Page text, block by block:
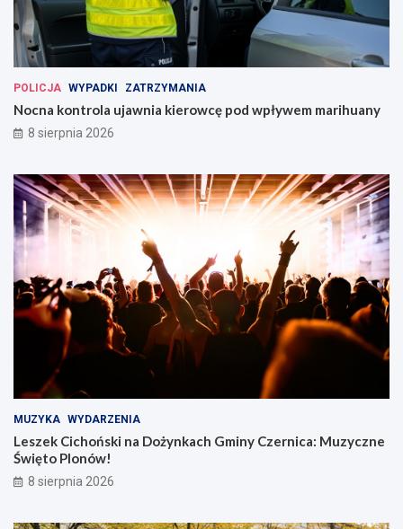
POLICJA WYPADKI ZATRZYMANIA
Nocna kontrola ujawnia kierowcę pod wpływem marihuany
8 sierpnia 2026
MUZYKA WYDARZENIA
Leszek Cichoński na Dożynkach Gminy Czernica: Muzyczne
Święto Plonów!
8 sierpnia 2026